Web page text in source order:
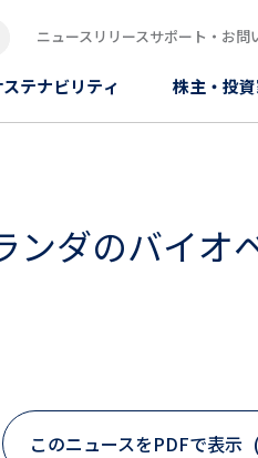
テナビリティ 株主・投
ニュースリリースサポート・お問
ンダのバイオ
このニュースをPDFで表示